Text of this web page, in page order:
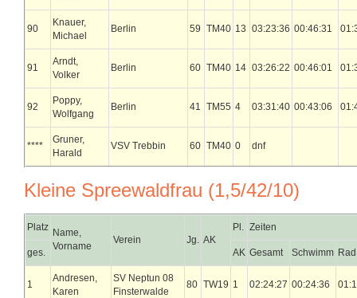
90
Knauer,
Michael
Berlin 59 TM40 13 03:23:36 00:46:31
91
Arndt,
Volker
Berlin 60 TM40 14 03:26:22 00:46:01
92
Poppy,
Wolfgang
Berlin 41 TM55 4 03:31:40 00:43:06
****
Gruner,
Harald
VSV Trebbin 60 TM40 0 dnf
Kleine Spreewaldfrau (1,5/42/10)
Platz Name,
Vorname
Verein Jg. AK
Pl. Zeiten
ges. AK Gesamt Schwimm Rad
1
Andresen,
Karen
SV Neptun 08
Finsterwalde
80 TW19 1 02:24:27 00:24:36